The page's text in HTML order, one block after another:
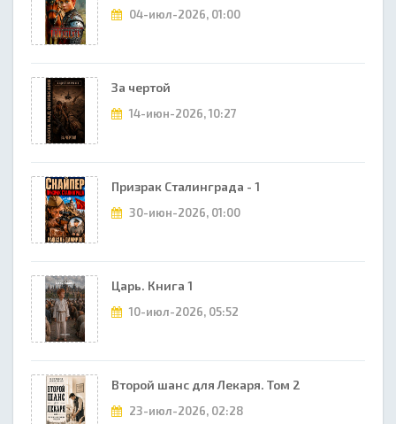
04-июл-2026, 01:00
За чертой
14-июн-2026, 10:27
Призрак Сталинграда - 1
30-июн-2026, 01:00
Царь. Книга 1
10-июл-2026, 05:52
Второй шанс для Лекаря. Том 2
23-июл-2026, 02:28